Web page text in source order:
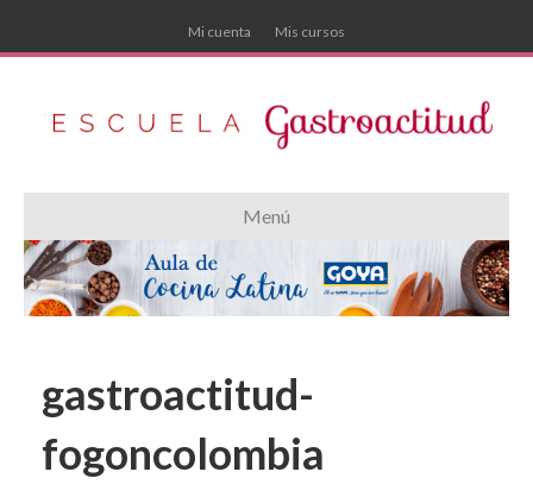
Mi cuenta Mis cursos
Menú
gastroactitud-
fogoncolombia